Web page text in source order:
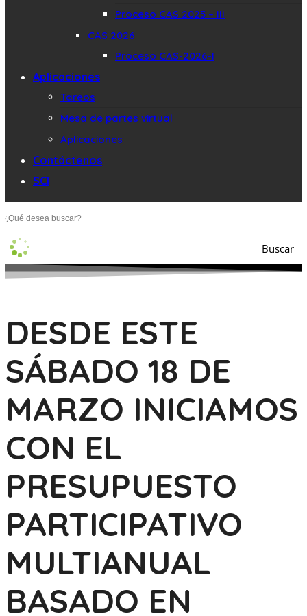
Proceso CAS 2025 – III
CAS 2026
Proceso CAS-2026-I
Aplicaciones
Tareos
Mesa de partes virtual
Aplicaciones
Contáctenos
SCI
Buscar
DESDE ESTE
SÁBADO 18 DE
MARZO INICIAMOS
CON EL
PRESUPUESTO
PARTICIPATIVO
MULTIANUAL
BASADO EN